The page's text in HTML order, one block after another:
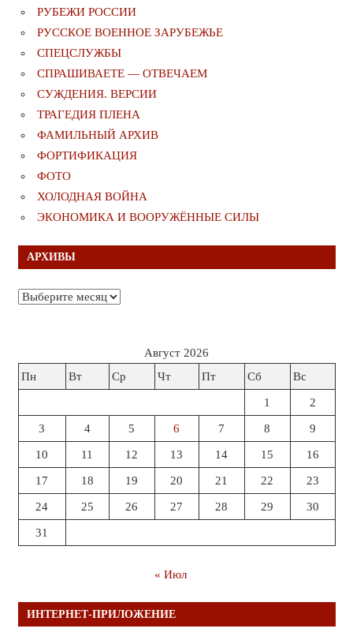
РУБЕЖИ РОССИИ
РУССКОЕ ВОЕННОЕ ЗАРУБЕЖЬЕ
СПЕЦСЛУЖБЫ
СПРАШИВАЕТЕ — ОТВЕЧАЕМ
СУЖДЕНИЯ. ВЕРСИИ
ТРАГЕДИЯ ПЛЕНА
ФАМИЛЬНЫЙ АРХИВ
ФОРТИФИКАЦИЯ
ФОТО
ХОЛОДНАЯ ВОЙНА
ЭКОНОМИКА И ВООРУЖЁННЫЕ СИЛЫ
АРХИВЫ
Архивы
Август 2026
Пн
Вт Ср Чт Пт Сб Вс
1 2
3 4 5 6 7 8 9
10 11 12 13 14 15 16
17 18 19 20 21 22 23
24 25 26 27 28 29 30
31
« Июл
ИНТЕРНЕТ-ПРИЛОЖЕНИЕ